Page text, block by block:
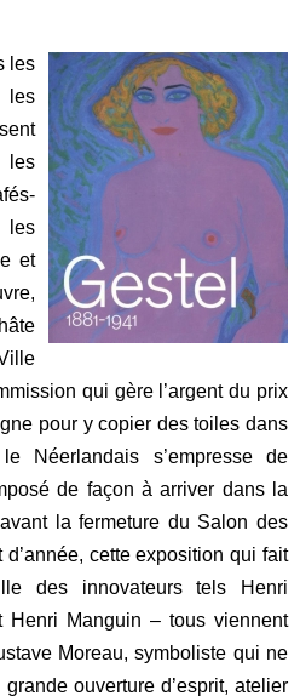
les
les
les
et
qui gère l’argent du prix
pour y copier des toiles dans
Néerlandais s’empresse de
de façon à arriver dans la
la fermeture du Salon des
d’année, cette exposition qui fait
des innovateurs tels Henri
Henri Manguin – tous viennent
Moreau, symboliste qui ne
ouverture d’esprit, atelier